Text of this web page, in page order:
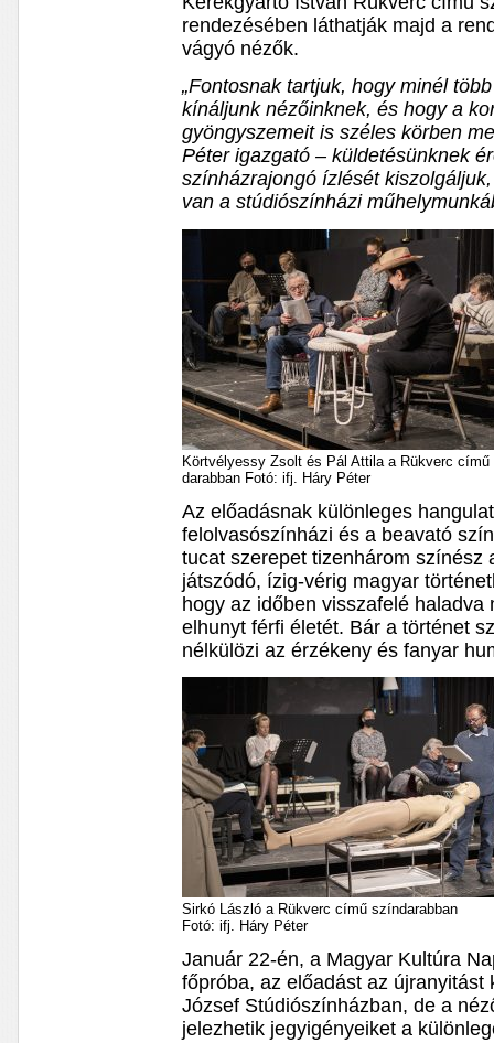
rendezésében láthatják majd a
vágyó nézők.
„Fontosnak tartjuk, hogy minél
kínáljunk nézőinknek, és hogy a
gyöngyszemeit is széles körben
Péter igazgató – küldetésünknek
színházrajongó ízlését
van a stúdiószínházi
Körtvélyessy Zsolt és Pál Attila a Rükverc című
darabban Fotó: ifj. Háry Péter
Az előadásnak különleges
felolvasószínházi és a beavató
tucat szerepet tizenhárom színész
játszódó, ízig-vérig magyar
hogy az időben visszafelé
elhunyt férfi életét. Bár a történet
nélkülözi az érzékeny és fanyar
Sirkó László a Rükverc című színdarabban
Fotó: ifj. Háry Péter
Január 22-én, a Magyar Kultúra
főpróba, az előadást az
József Stúdiószínházban, de a
jelezhetik jegyigényeiket a